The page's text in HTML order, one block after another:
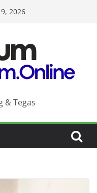
2026
& Tegas